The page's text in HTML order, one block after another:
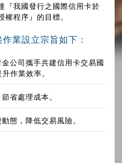
『我國發行之國際信用卡於
權程序』的目標。
業設立宗旨如下：
公司攜手共建信用卡交易國
作業效率。
省處理成本。
態，降低交易風險。